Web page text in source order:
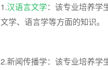
1.汉语言文学：该专业培养学
文学、语言学等方面的知识。
2.新闻传播学：该专业培养学